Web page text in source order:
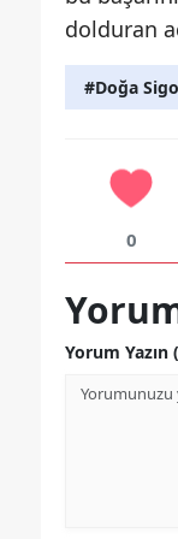
dolduran
#Doğa
0
Yorum